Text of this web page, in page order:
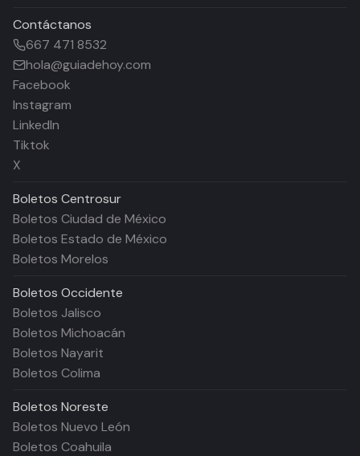
Contáctanos
667 471 8532
hola@guiadehoy.com
Facebook
Instagram
LinkedIn
Tiktok
X
Boletos Centrosur
Boletos Ciudad de México
Boletos Estado de México
Boletos Morelos
Boletos Occidente
Boletos Jalisco
Boletos Michoacán
Boletos Nayarit
Boletos Colima
Boletos Noreste
Boletos Nuevo León
Boletos Coahuila